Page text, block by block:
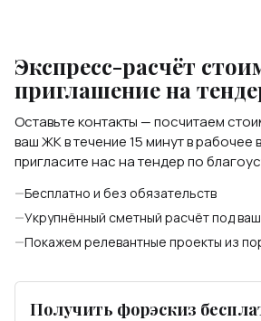
Экспресс-расчёт
приглашение на
Оставьте контакты — посчитаем
ваш ЖК в течение 15 минут в рабочее
пригласите нас на тендер по
Бесплатно и без обязательств
Укрупнённый сметный расчёт под
Покажем релевантные проекты из
Получить форэскиз